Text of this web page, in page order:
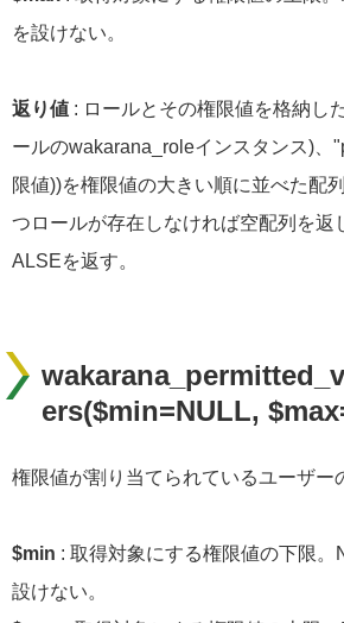
を設けない。
返り値 : ロールとその権限値を格納し
ールのwakarana_roleインスタンス)、
限値))を権限値の大きい順に並べた配
つロールが存在しなければ空配列を返
ALSEを返す。
ers($min=NULL,
権限値が割り当てられているユーザー
$min : 取得対象にする権限値の下限
設けない。